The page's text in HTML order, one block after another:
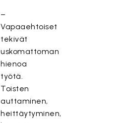
–
Vapaaehtoiset
tekivät
uskomattoman
hienoa
työtä.
Toisten
auttaminen,
heittäytyminen,